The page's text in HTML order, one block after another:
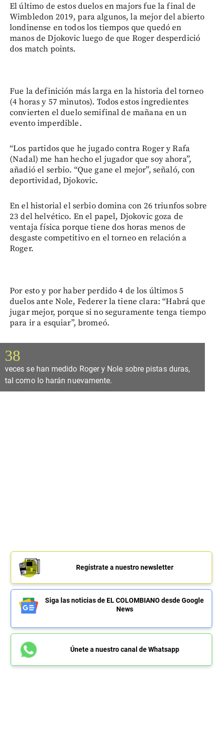
El último de estos duelos en majors fue la final de
Wimbledon 2019, para algunos, la mejor del abierto
londinense en todos los tiempos que quedó en
manos de Djokovic luego de que Roger desperdició
dos match points.
Fue la definición más larga en la historia del torneo
(4 horas y 57 minutos). Todos estos ingredientes
convierten el duelo semifinal de mañana en un
evento imperdible.
“Los partidos que he jugado contra Roger y Rafa
(Nadal) me han hecho el jugador que soy ahora”,
añadió el serbio. “Que gane el mejor”, señaló, con
deportividad, Djokovic.
En el historial el serbio domina con 26 triunfos sobre
23 del helvético. En el papel, Djokovic goza de
ventaja física porque tiene dos horas menos de
desgaste competitivo en el torneo en relación a
Roger.
Por esto y por haber perdido 4 de los últimos 5
duelos ante Nole, Federer la tiene clara: “Habrá que
jugar mejor, porque si no seguramente tenga tiempo
para ir a esquiar”, bromeó.
38
veces se han medido Roger y Nole sobre pistas duras,
tal como lo harán nuevamente.
Regístrate a nuestro newsletter
Siga las noticias de EL COLOMBIANO desde Google
News
Únete a nuestro canal de Whatsapp